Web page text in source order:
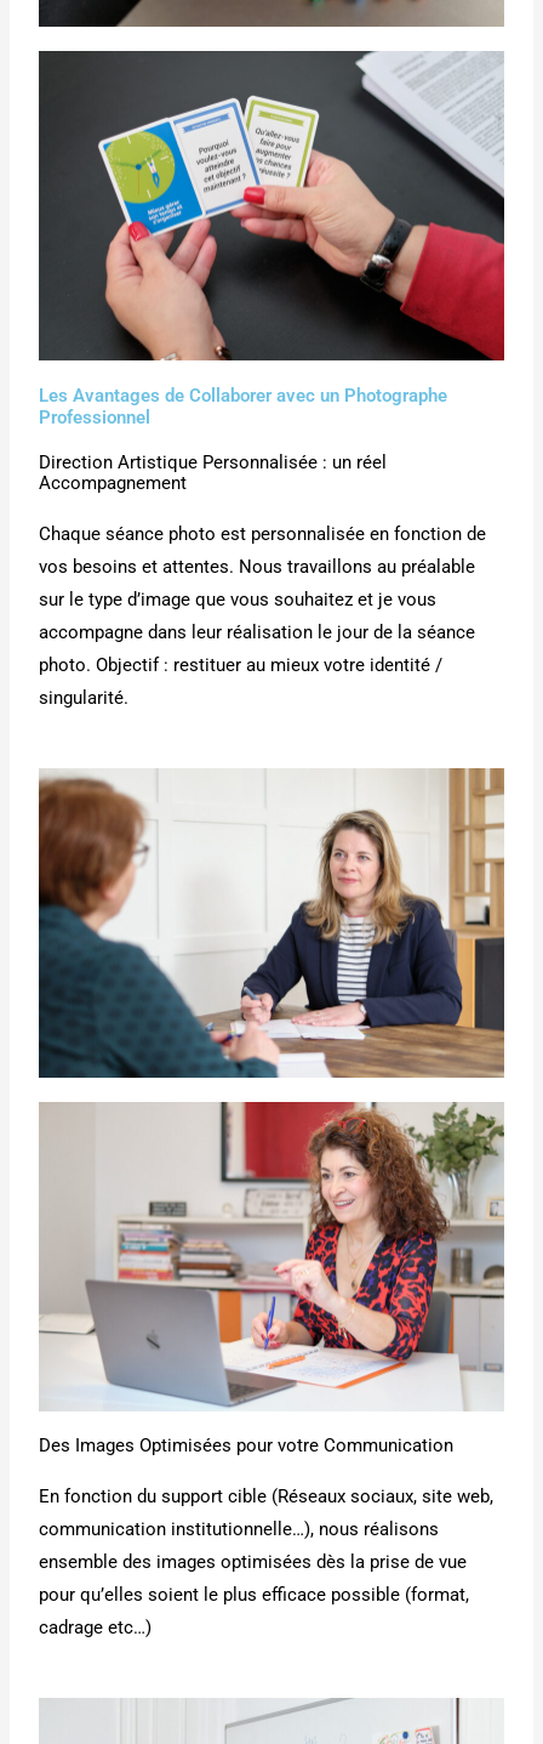
Les Avantages de Collaborer avec un Photographe
Professionnel
Direction Artistique Personnalisée : un réel
Accompagnement
Chaque séance photo est personnalisée en fonction de
vos besoins et attentes. Nous travaillons au préalable
sur le type d’image que vous souhaitez et je vous
accompagne dans leur réalisation le jour de la séance
photo. Objectif : restituer au mieux votre identité /
singularité.
Des Images Optimisées pour votre Communication
En fonction du support cible (Réseaux sociaux, site web,
communication institutionnelle…), nous réalisons
ensemble des images optimisées dès la prise de vue
pour qu’elles soient le plus efficace possible (format,
cadrage etc…)